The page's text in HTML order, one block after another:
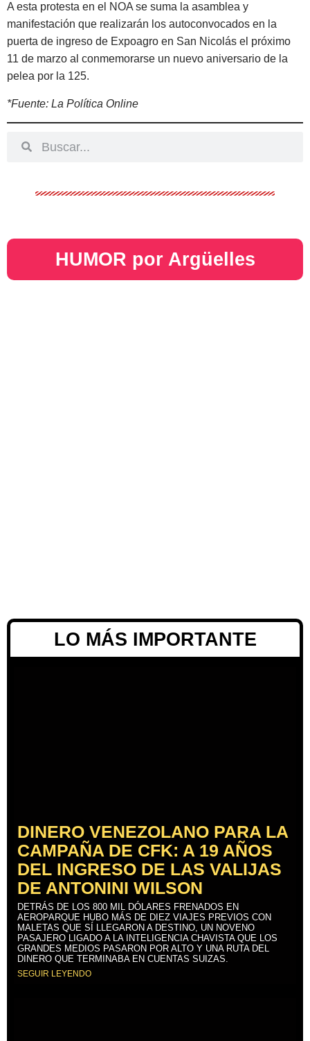
A esta protesta en el NOA se suma la asamblea y
manifestación que realizarán los autoconvocados en la
puerta de ingreso de Expoagro en San Nicolás el próximo
11 de marzo al conmemorarse un nuevo aniversario de la
pelea por la 125.
*Fuente: La Política Online
HUMOR por Argüelles​
LO MÁS IMPORTANTE
DINERO VENEZOLANO PARA LA
CAMPAÑA DE CFK: A 19 AÑOS
DEL INGRESO DE LAS VALIJAS
DE ANTONINI WILSON
DETRÁS DE LOS 800 MIL DÓLARES FRENADOS EN
AEROPARQUE HUBO MÁS DE DIEZ VIAJES PREVIOS CON
MALETAS QUE SÍ LLEGARON A DESTINO, UN NOVENO
PASAJERO LIGADO A LA INTELIGENCIA CHAVISTA QUE LOS
GRANDES MEDIOS PASARON POR ALTO Y UNA RUTA DEL
DINERO QUE TERMINABA EN CUENTAS SUIZAS.
SEGUIR LEYENDO